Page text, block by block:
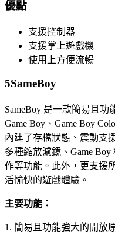
優點
支援控制器
支援掌上遊戲機
使用上方便流暢
5SameBoy
SameBoy 是一款簡易且
Game Boy、Game Boy
內建了存檔狀態、震動支
多種縮放濾鏡、Game
作等功能。此外，更支援
活愉快的遊戲體驗。
主要功能：
1. 簡易且功能強大的開放